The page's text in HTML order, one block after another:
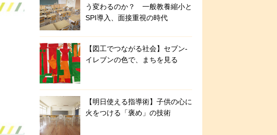
う変わるのか？ 一般教養縮小と
SPI導入、面接重視の時代
【図工でつながる社会】セブン‐
イレブンの色で、まちを見る
【明日使える指導術】子供の心に
火をつける「褒め」の技術